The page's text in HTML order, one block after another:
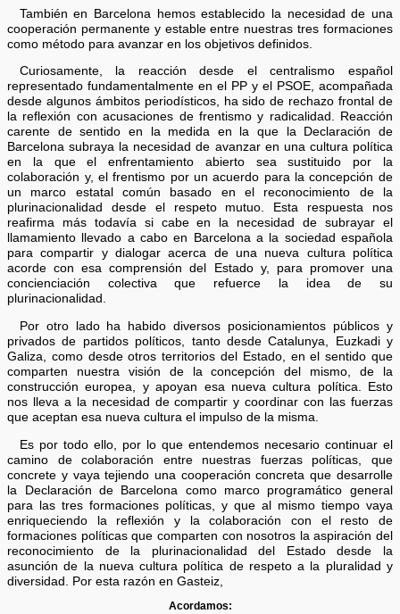
También en Barcelona hemos establecido la necesidad de una
cooperación permanente y estable entre nuestras tres formaciones
como método para avanzar en los objetivos definidos.
Curiosamente, la reacción desde el centralismo español
representado fundamentalmente en el PP y el PSOE, acompañada
desde algunos ámbitos periodísticos, ha sido de rechazo frontal de
la reflexión con acusaciones de frentismo y radicalidad. Reacción
carente de sentido en la medida en la que la Declaración de
Barcelona subraya la necesidad de avanzar en una cultura política
en la que el enfrentamiento abierto sea sustituido por la
colaboración y, el frentismo por un acuerdo para la concepción de
un marco estatal común basado en el reconocimiento de la
plurinacionalidad desde el respeto mutuo. Esta respuesta nos
reafirma más todavía si cabe en la necesidad de subrayar el
llamamiento llevado a cabo en Barcelona a la sociedad española
para compartir y dialogar acerca de una nueva cultura política
acorde con esa comprensión del Estado y, para promover una
concienciación colectiva que refuerce la idea de su
plurinacionalidad.
Por otro lado ha habido diversos posicionamientos públicos y
privados de partidos políticos, tanto desde Catalunya, Euzkadi y
Galiza, como desde otros territorios del Estado, en el sentido que
comparten nuestra visión de la concepción del mismo, de la
construcción europea, y apoyan esa nueva cultura política. Esto
nos lleva a la necesidad de compartir y coordinar con las fuerzas
que aceptan esa nueva cultura el impulso de la misma.
Es por todo ello, por lo que entendemos necesario continuar el
camino de colaboración entre nuestras fuerzas políticas, que
concrete y vaya tejiendo una cooperación concreta que desarrolle
la Declaración de Barcelona como marco programático general
para las tres formaciones políticas, y que al mismo tiempo vaya
enriqueciendo la reflexión y la colaboración con el resto de
formaciones políticas que comparten con nosotros la aspiración del
reconocimiento de la plurinacionalidad del Estado desde la
asunción de la nueva cultura política de respeto a la pluralidad y
diversidad. Por esta razón en Gasteiz,
Acordamos: